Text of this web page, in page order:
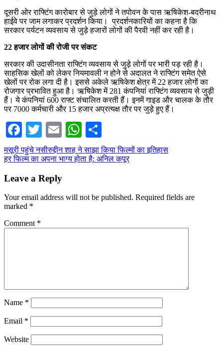
दूसरी ओर राफ्टिंग कारोबार से जुड़े लोगों ने तपोवन के पास ऋषिकेश-बदरीनाथ
हाईवे पर जाम लगाकर प्रदर्शन किया। प्रदर्शनकारियों का कहना है कि
सरकार पर्यटन व्यवसाय से जुड़े हजारों लोगों की पैरवी नहीं कर रही है।
22 हजार लोगों की रोजी पर संकट
सरकार की उदासीनता राफ्टिंग व्यवसाय से जुड़े लोगों पर भारी पड़ रही है।
साहसिक खेलों को लेकर नियमावली न होने से अदालत ने राफ्टिंग समेत ऐसे
खेलों पर रोक लगा दी है। इससे अकेले ऋषिकेश क्षेत्र में 22 हजार लोगों का
रोजगार प्रभावित हुआ है। ऋषिकेश में 281 कंपनियां राफ्टिंग व्यवसाय से जुड़ी
हैं। ये कंपनियां 600 राफ्ट संचालित करती हैं। इनमें गाइड और चालक के तौर
पर 7000 कर्मचारी और 15 हजार अप्रत्यक्ष तौर पर जुड़े हुए हैं।
Facebook
TwitterEmailWhatsApp
Post
navigation
मसूरी पहुंचे नसीरुद्दीन शाह ने साझा किया फिल्मों का इतिहास
हर फिल्म का अपना भाग्य होता है: अनिल कपूर
Leave a Reply
Your email address will not be published. Required fields are
marked *
Comment *
Name *
Email *
Website